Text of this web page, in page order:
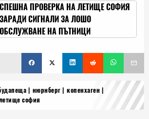
СПЕШНА ПРОВЕРКА НА ЛЕТИЩЕ СОФИЯ
ЗАРАДИ СИГНАЛИ ЗА ЛОШО
ОБСЛУЖВАНЕ НА ПЪТНИЦИ
нюрнберг
копенхаген
софия